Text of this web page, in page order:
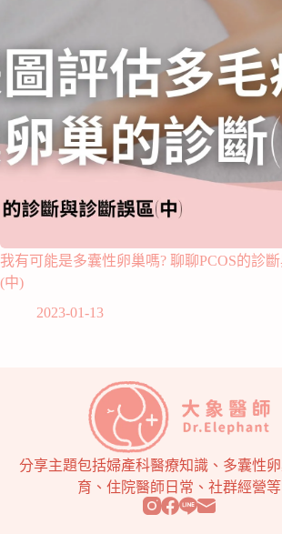
我有可能是多囊性卵巢嗎? 聊聊PCOS的診
(中)
2023-01-13
分享主題包括婦產科醫療知識、多囊性
育、住院醫師日常、社群經營等